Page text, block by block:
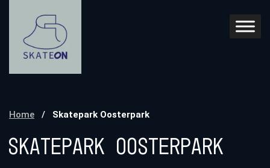
Home / Skatepark Oosterpark
Skatepark Oosterpark